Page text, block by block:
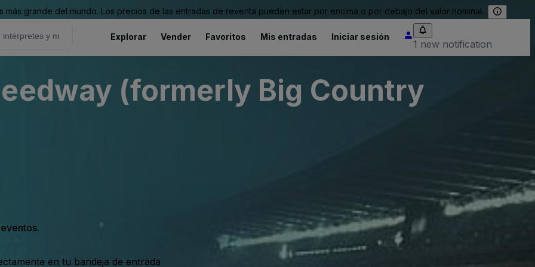
grande del mundo. Los precios de las entradas de reventa pueden estar por encima o por debajo del valor nominal.
Explorar Vender Favoritos Mis entradas Iniciar sesión
1 new notification
(formerly Big Country
en tu bandeja de entrada